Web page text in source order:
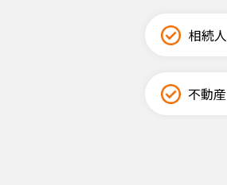
相続
不動